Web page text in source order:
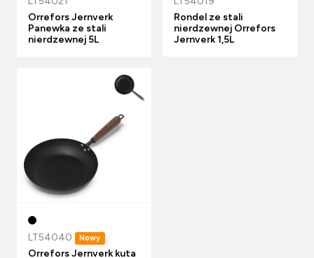
Orrefors Jernverk
Panewka ze stali
nierdzewnej 5L
Rondel ze stali
nierdzewnej Orrefors
Jernverk 1,5L
LT54040 Nowy
Orrefors Jernverk kuta